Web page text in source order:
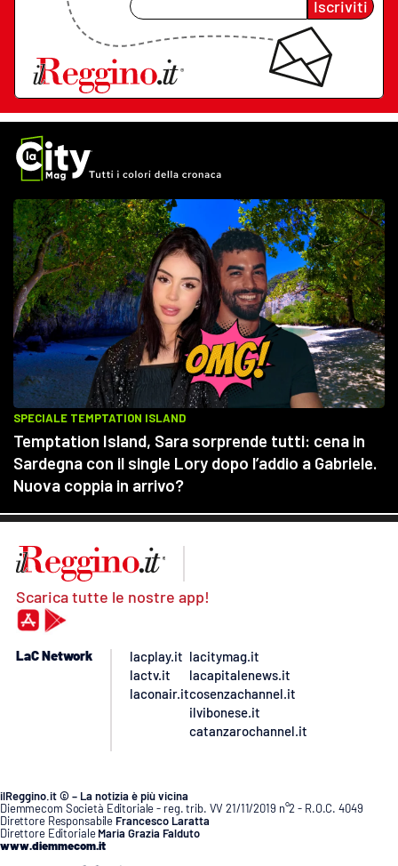
Iscriviti
Scarica tutte le nostre app!
LaC Network
lacplay.it
lactv.it
laconair.it
lacitymag.it
lacapitalenews.it
cosenzachannel.it
ilvibonese.it
catanzarochannel.it
ilReggino.it © – La notizia è più vicina
Diemmecom Società Editoriale - reg. trib. VV 21/11/2019 n°2 - R.O.C. 4049
Direttore Responsabile Francesco Laratta
Direttore Editoriale Maria Grazia Falduto
www.diemmecom.it